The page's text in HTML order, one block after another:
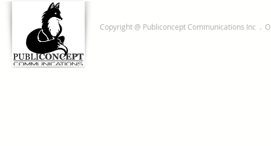
Copyright @ Publiconcept Communications Inc